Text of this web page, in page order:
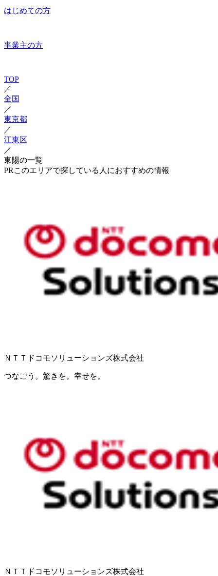
はじめての方
事業主の方
TOP
／
全国
／
東京都
／
江東区
／
東陽の一覧
PR このエリアで探している人におすすめの情報
ＮＴＴドコモソリューションズ株式会社
つなごう。驚きを。幸せを。
ＮＴＴドコモソリューションズ株式会社